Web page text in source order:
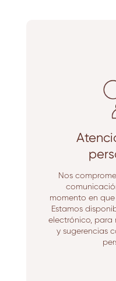
Nos
momento en
Estamos
electrónico, para
y sugerencias